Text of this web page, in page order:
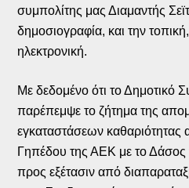
συμπολίτης μας Διαμαντής
δημοσιογραφία, και την
ηλεκτρονική.
Με δεδομένο ότι το Δημοτικό
παρέπεμψε το ζήτημα της
εγκαταστάσεων καθαριότητας
Γηπέδου της ΑΕΚ με το Δάσος
προς εξέτασιν από